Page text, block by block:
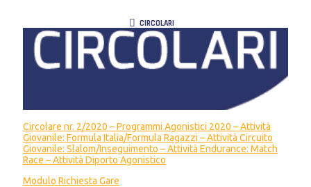
CIRCOLARI
Circolare nr. 2/2020 – Programmi Agonistici 2020 – Attività
Giovanile: Formula Italia/Formula Ragazzi – Attività Circuito
Giovanile: Slalom/Inseguimento – Attività Endurance: Match
Race – Attività Diporto Agonistico
Modulo Richiesta Gare